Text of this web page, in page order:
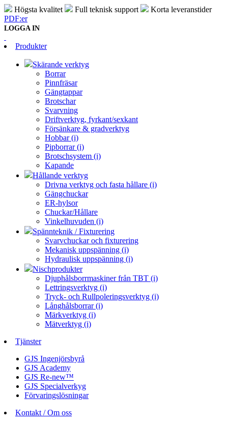
Högsta kvalitet Full teknisk support
Korta leveranstider
PDF:er
LOGGA IN
Produkter
Skärande verktyg
Borrar
Pinnfräsar
Gängtappar
Brotschar
Svarvning
Driftverktyg, fyrkant/sexkant
Försänkare & gradverktyg
Hobbar (i)
Pipborrar (i)
Brotschsystem (i)
Kapande
Hållande verktyg
Drivna verktyg och fasta hållare (i)
Gängchuckar
ER-hylsor
Chuckar/Hållare
Vinkelhuvuden (i)
Spännteknik / Fixturering
Svarvchuckar och fixturering
Mekanisk uppspänning (i)
Hydraulisk uppspänning (i)
Nischprodukter
Djuphålsborrmaskiner från TBT (i)
Lettringsverktyg (i)
Tryck- och Rullpoleringsverktyg (i)
Långhålsborrar (i)
Märkverktyg (i)
Mätverktyg (i)
Tjänster
GJS Ingenjörsbyrå
GJS Academy
GJS Re-new™
GJS Specialverkyg
Förvaringslösningar
Kontakt / Om oss